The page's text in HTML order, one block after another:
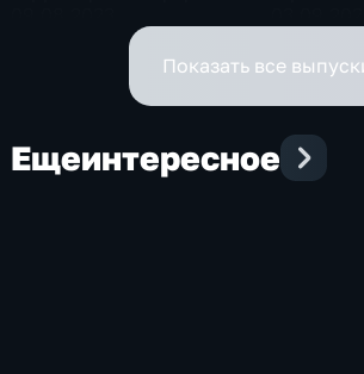
Показать все
Ещеинтересное